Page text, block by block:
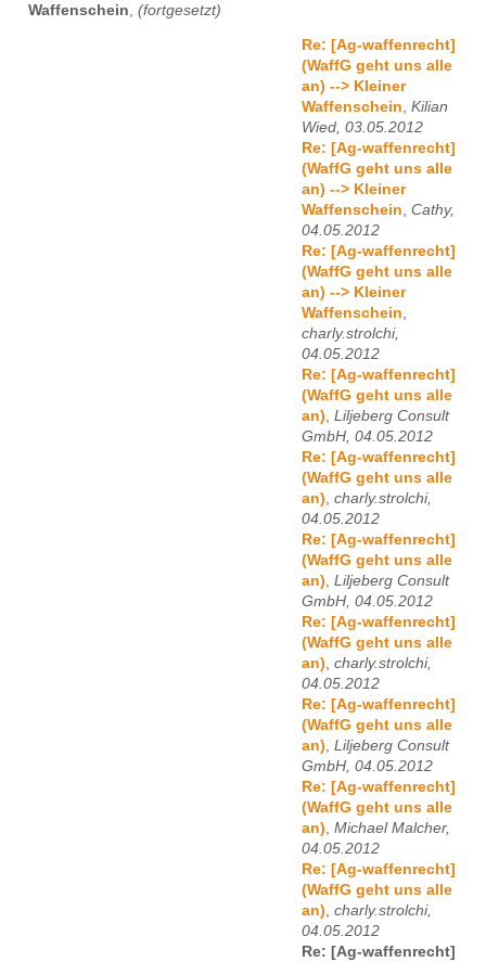
Waffenschein (fortgesetzt)
Re: [Ag-waffenrecht]
(WaffG geht uns alle
an) --> Kleiner
Waffenschein, Kilian
Wied, 03.05.2012
Re: [Ag-waffenrecht]
(WaffG geht uns alle
an) --> Kleiner
Waffenschein, Cathy,
04.05.2012
Re: [Ag-waffenrecht]
(WaffG geht uns alle
an) --> Kleiner
Waffenschein,
charly.strolchi,
04.05.2012
Re: [Ag-waffenrecht]
(WaffG geht uns alle
an), Liljeberg Consult
GmbH, 04.05.2012
Re: [Ag-waffenrecht]
(WaffG geht uns alle
an), charly.strolchi,
04.05.2012
Re: [Ag-waffenrecht]
(WaffG geht uns alle
an), Liljeberg Consult
GmbH, 04.05.2012
Re: [Ag-waffenrecht]
(WaffG geht uns alle
an), charly.strolchi,
04.05.2012
Re: [Ag-waffenrecht]
(WaffG geht uns alle
an), Liljeberg Consult
GmbH, 04.05.2012
Re: [Ag-waffenrecht]
(WaffG geht uns alle
an), Michael Malcher,
04.05.2012
Re: [Ag-waffenrecht]
(WaffG geht uns alle
an), charly.strolchi,
04.05.2012
Re: [Ag-waffenrecht]